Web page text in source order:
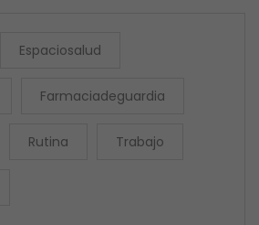
Espaciosalud
Farmaciadeguardia
Rutina Trabajo